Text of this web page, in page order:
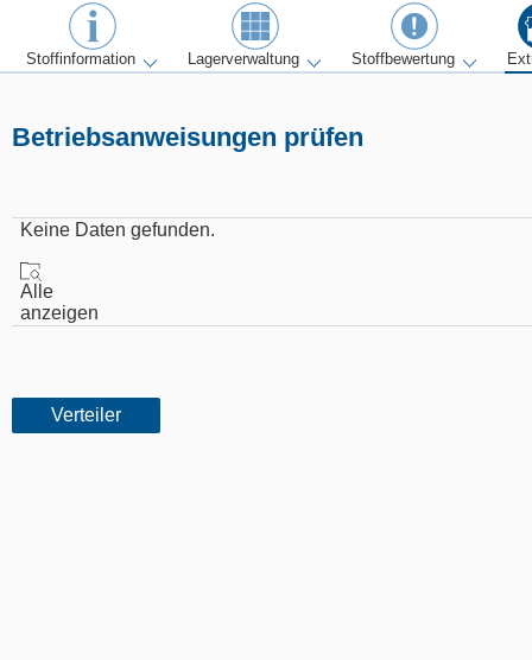
Stoffinformation Lagerverwaltung Stoffbewertung
Betriebsanweisungen prüfen
Keine Daten gefunden.
Alle
anzeigen